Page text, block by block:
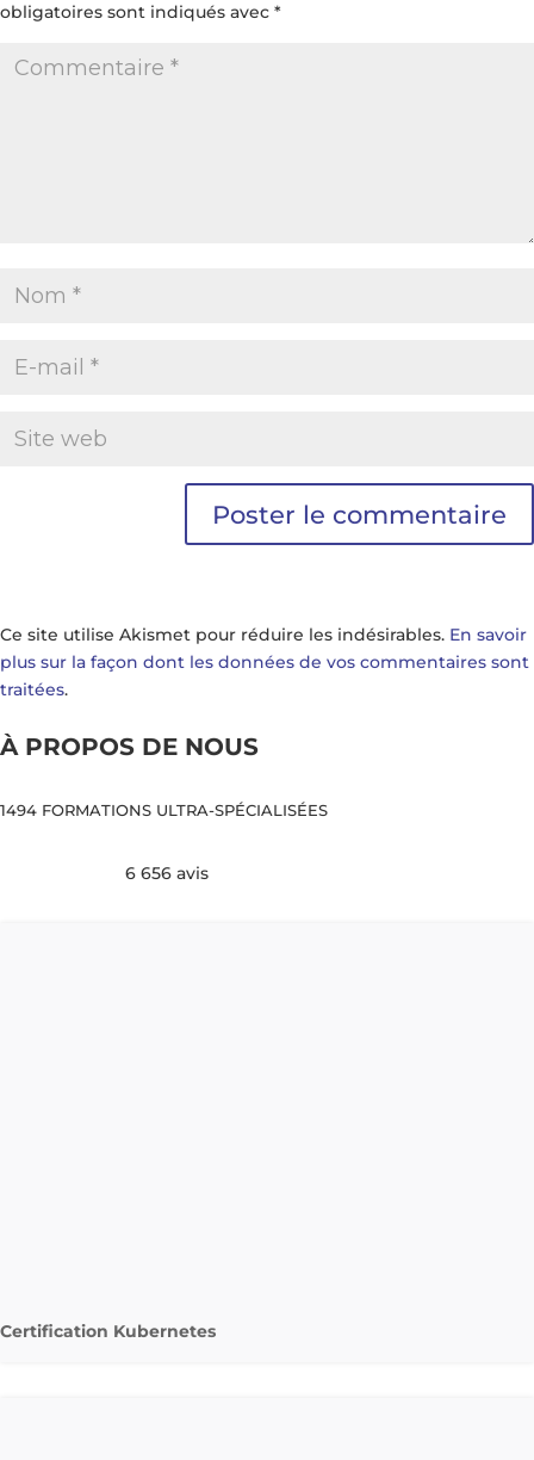
obligatoires sont indiqués avec *
Ce site utilise Akismet pour réduire les indésirables. En savoir
plus sur la façon dont les données de vos commentaires sont
traitées.
À PROPOS DE NOUS
1494 FORMATIONS ULTRA-SPÉCIALISÉES
6 656 avis
Certification Kubernetes